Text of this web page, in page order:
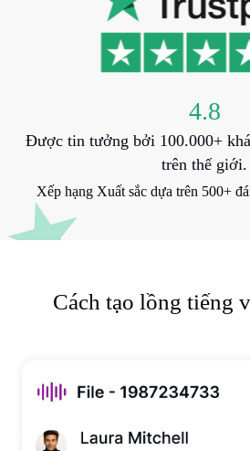
4.8
Được tin tưởng bởi 100.000+
trên thế giới.
Xếp hạng Xuất sắc dựa trên 500+
Cách tạo lồng tiếng